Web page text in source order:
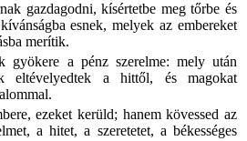
gazdagodni, kísértetbe meg tőrbe és
esnek, melyek az embereket
merítik.
gyökere a pénz szerelme: mely után
eltévelyedtek a hittől, és magokat
ezeket kerüld; hanem kövessed az
a hitet, a szeretetet, a békességes